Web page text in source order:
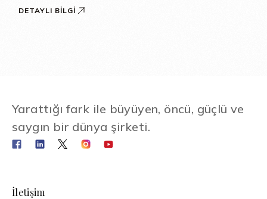
DETAYLI BILGI
Yarattığı fark ile büyüyen, öncü, güçlü ve
saygın bir dünya şirketi.
İletişim